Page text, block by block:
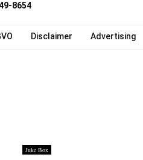
8654
Disclaimer Advertising
Juke Box